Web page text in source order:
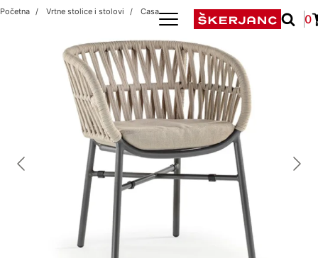
0
Početna Vrtne stolice i stolovi Casablanca antracit/beige